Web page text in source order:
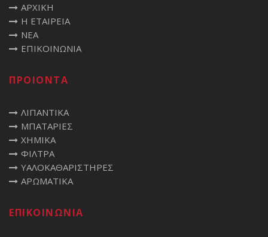
ΑΡΧΙΚΗ
Η ΕΤΑΙΡΕΙΑ
ΝΕΑ
ΕΠΙΚΟΙΝΩΝΙΑ
ΠΡΟΙΟΝΤΑ
ΛΙΠΑΝΤΙΚΑ
ΜΠΑΤΑΡΙΕΣ
XHMIKA
ΦΙΛΤΡΑ
ΥΑΛΟΚΑΘΑΡΙΣΤΗΡΕΣ
ΑΡΩΜΑΤΙΚΑ
ΕΠΙΚΟΙΝΩΝΙΑ